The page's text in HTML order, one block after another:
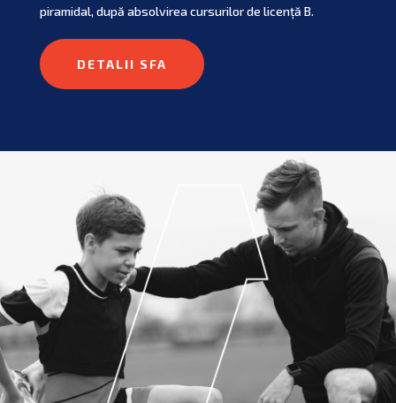
piramidal, după absolvirea cursurilor de licență B.
DETALII SFA